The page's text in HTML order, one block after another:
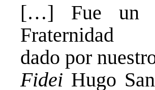
[…] Fue un
Fraternidad
dado por
Fidei Hugo